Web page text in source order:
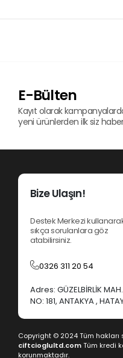
E-Bülten
Kayıt olarak
yeni ürünlerden ilk siz
Bize Ulaşın!
Destek Merkezi
sıkça sorulanlara göz
atabilirsiniz.
0326 311 20 54
Adres: GÜZELBİRLİK
NO: 181, ANTAKYA ,
Copyright © 2024 Tüm hakları
ciftcioglultd.comTüm kredi
korunmaktadır.